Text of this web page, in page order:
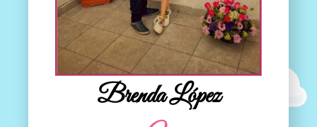
Brenda López